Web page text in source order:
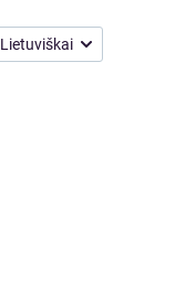
Lietuviškai